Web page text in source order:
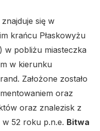
znajduje się w
krańcu Płaskowyżu
w pobliżu miasteczka
w kierunku
Założone zostało
oraz
oraz znalezisk z
w 52 roku p.n.e. Bitwa